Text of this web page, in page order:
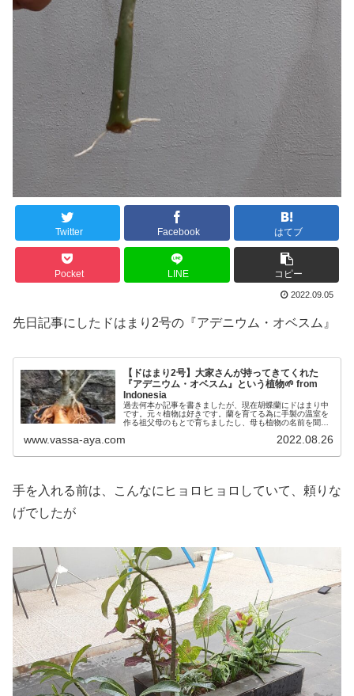
Twitter Facebook はてブ
Pocket LINE コピー
2022.09.05
先日記事にしたドはまり2号の『アデニウム・オベスム』
【ドはまり2号】大家さんが持ってきてくれた
『アデニウム・オベスム』という植物🌱 from
Indonesia
過去何本か記事を書きましたが、現在胡蝶蘭にドはまり中
です。元々植物は好きです。蘭を育てる為に手製の温室を
作る祖父母のもとで育ちましたし、母も植物の名前を聞く
www.vassa-aya.com 2022.08.26
手を入れる前は、こんなにヒョロヒョロしていて、頼りな
げでしたが